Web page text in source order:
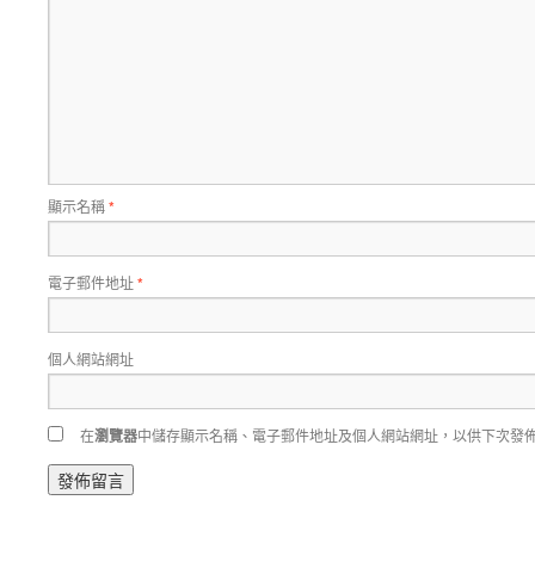
顯示名稱*
電子郵件地址*
個人網站網址
在瀏覽器中儲存顯示名稱、電子郵件地址及個人網站網址，以供下次發